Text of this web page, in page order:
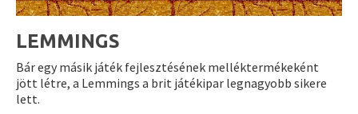
LEMMINGS
Bár egy másik játék fejlesztésének melléktermékeként
jött létre, a Lemmings a brit játékipar legnagyobb sikere
lett.